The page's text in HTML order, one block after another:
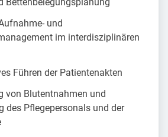
und
im interdisziplinären
Führen der Patientenakten
von Blutentnahmen und
des Pflegepersonals und der